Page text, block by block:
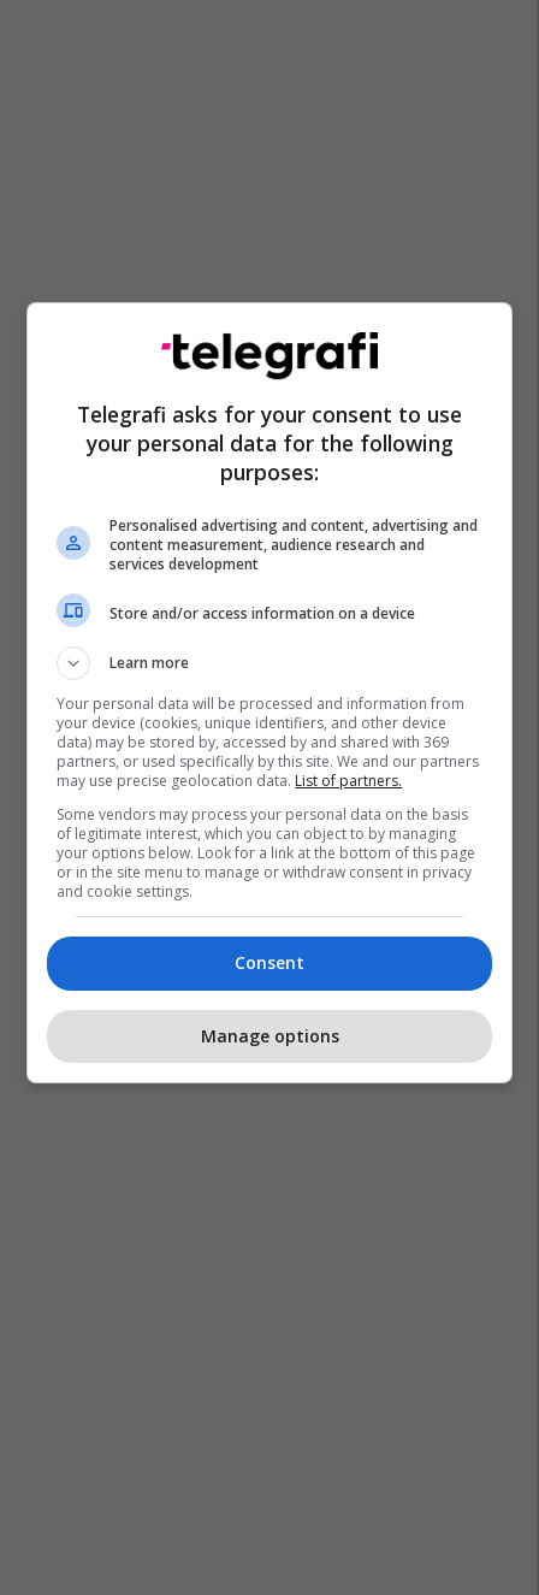
Telegrafi asks for your consent to use
your personal data for the following
purposes:
Personalised advertising and content, advertising and
content measurement, audience research and
services development
Store and/or access information on a device
Learn more
Your personal data will be processed and information from
your device (cookies, unique identifiers, and other device
data) may be stored by, accessed by and shared with 369
partners, or used specifically by this site. We and our partners
may use precise geolocation data. List of partners.
Some vendors may process your personal data on the basis
of legitimate interest, which you can object to by managing
your options below. Look for a link at the bottom of this page
or in the site menu to manage or withdraw consent in privacy
and cookie settings.
Consent
Manage options